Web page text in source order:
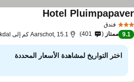
فندق
Hotelمشاهدة الأسعار
9.1 ممتاز 401 Aarschot, 15.1 كم إلى Laakdal
اختر التواريخ لمشاهدة الأسعار المحددة